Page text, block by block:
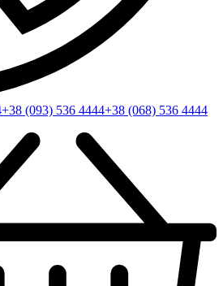
+38 (093) 536 4444+38 (068) 536 4444